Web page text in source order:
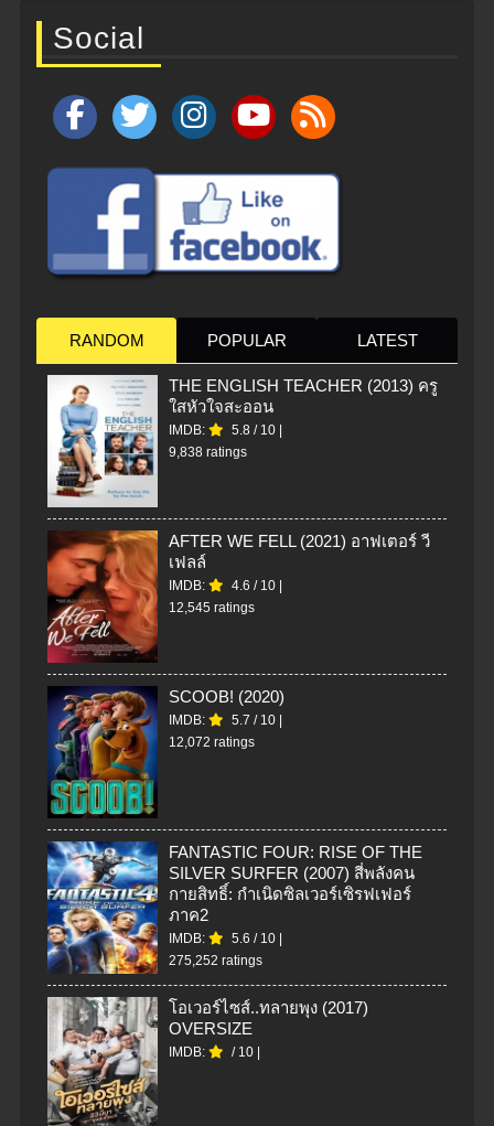
Social
RANDOM POPULAR LATEST
THE ENGLISH TEACHER (2013) ครู
ใสหัวใจสะออน
IMDB: 5.8 / 10
9,838 ratings
AFTER WE FELL (2021) อาฟเตอร์ วี
เฟลล์
IMDB: 4.6 / 10
12,545 ratings
SCOOB! (2020)
IMDB: 5.7 / 10
12,072 ratings
FANTASTIC FOUR: RISE OF THE
SILVER SURFER (2007) สี่พลังคน
กายสิทธิ์: กำเนิดซิลเวอร์เซิรฟเฟอร์
ภาค2
IMDB: 5.6 / 10
275,252 ratings
โอเวอร์ไซส์..ทลายพุง (2017)
OVERSIZE
IMDB: / 10